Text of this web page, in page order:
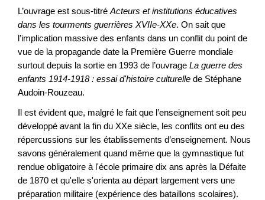
L’ouvrage est sous-titré Acteurs et institutions éducatives
dans les tourments guerrières XVIIe-XXe. On sait que
l’implication massive des enfants dans un conflit du point de
vue de la propagande date la Première Guerre mondiale
surtout depuis la sortie en 1993 de l’ouvrage La guerre des
enfants 1914-1918 : essai d'histoire culturelle de Stéphane
Audoin-Rouzeau.
Il est évident que, malgré le fait que l’enseignement soit peu
développé avant la fin du XXe siècle, les conflits ont eu des
répercussions sur les établissements d’enseignement. Nous
savons généralement quand même que la gymnastique fut
rendue obligatoire à l'école primaire dix ans après la Défaite
de 1870 et qu'elle s'orienta au départ largement vers une
préparation militaire (expérience des bataillons scolaires).